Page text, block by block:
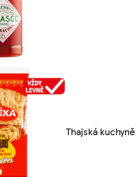
Thajská kuchyně